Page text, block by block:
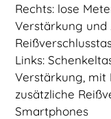
Rechts: lose
Verstärkung und
Links:
Verstärkung, mit
zusätzliche
Smartphones